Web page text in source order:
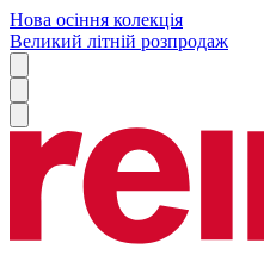
Нова осіння колекція
Великий літній розпродаж